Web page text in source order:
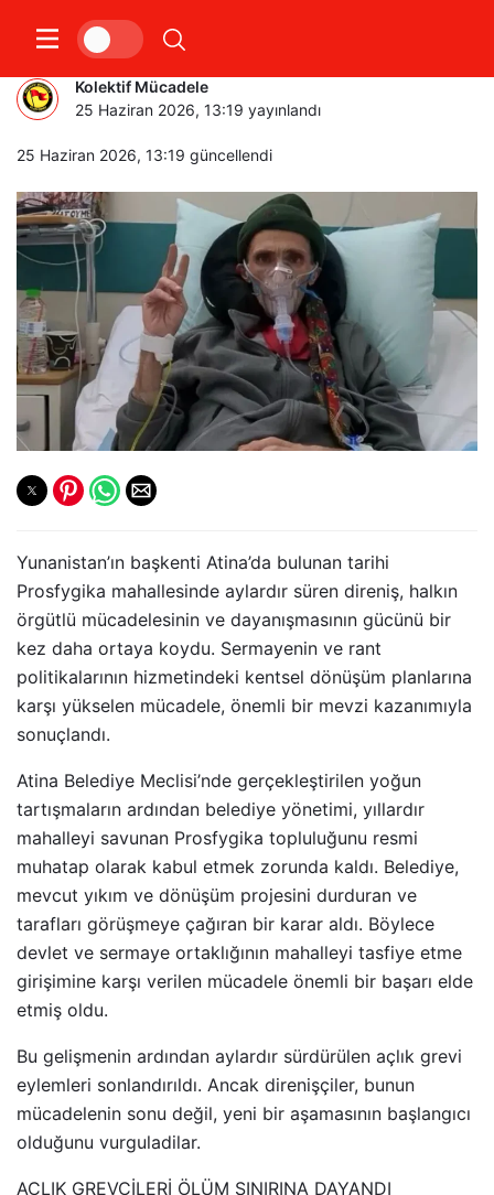
PROSFYGIKA DİRENİŞİ KAZANDI
Kolektif Mücadele
25 Haziran 2026, 13:19 yayınlandı
25 Haziran 2026, 13:19 güncellendi
Yunanistan’ın başkenti Atina’da bulunan tarihi
Prosfygika mahallesinde aylardır süren direniş, halkın
örgütlü mücadelesinin ve dayanışmasının gücünü bir
kez daha ortaya koydu. Sermayenin ve rant
politikalarının hizmetindeki kentsel dönüşüm planlarına
karşı yükselen mücadele, önemli bir mevzi kazanımıyla
sonuçlandı.
Atina Belediye Meclisi’nde gerçekleştirilen yoğun
tartışmaların ardından belediye yönetimi, yıllardır
mahalleyi savunan Prosfygika topluluğunu resmi
muhatap olarak kabul etmek zorunda kaldı. Belediye,
mevcut yıkım ve dönüşüm projesini durduran ve
tarafları görüşmeye çağıran bir karar aldı. Böylece
devlet ve sermaye ortaklığının mahalleyi tasfiye etme
girişimine karşı verilen mücadele önemli bir başarı elde
etmiş oldu.
Bu gelişmenin ardından aylardır sürdürülen açlık grevi
eylemleri sonlandırıldı. Ancak direnişçiler, bunun
mücadelenin sonu değil, yeni bir aşamasının başlangıcı
olduğunu vurguladilar.
AÇLIK GREVCİLERİ ÖLÜM SINIRINA DAYANDI